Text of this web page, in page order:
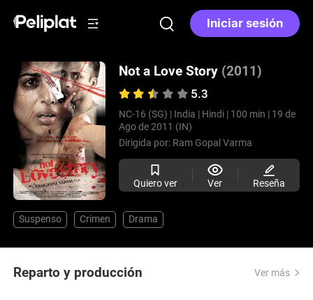
Iniciar sesión
Not a Love Story (2011)
5.3
NC-16 (SG) | India | Hindi | 100 min | 19 de
Ago de 2011 (IN)
Dirigida por: Ram Gopal Varma
Quiero ver Ver Reseña
Suspenso Crimen Drama
Reparto y producción Ver más